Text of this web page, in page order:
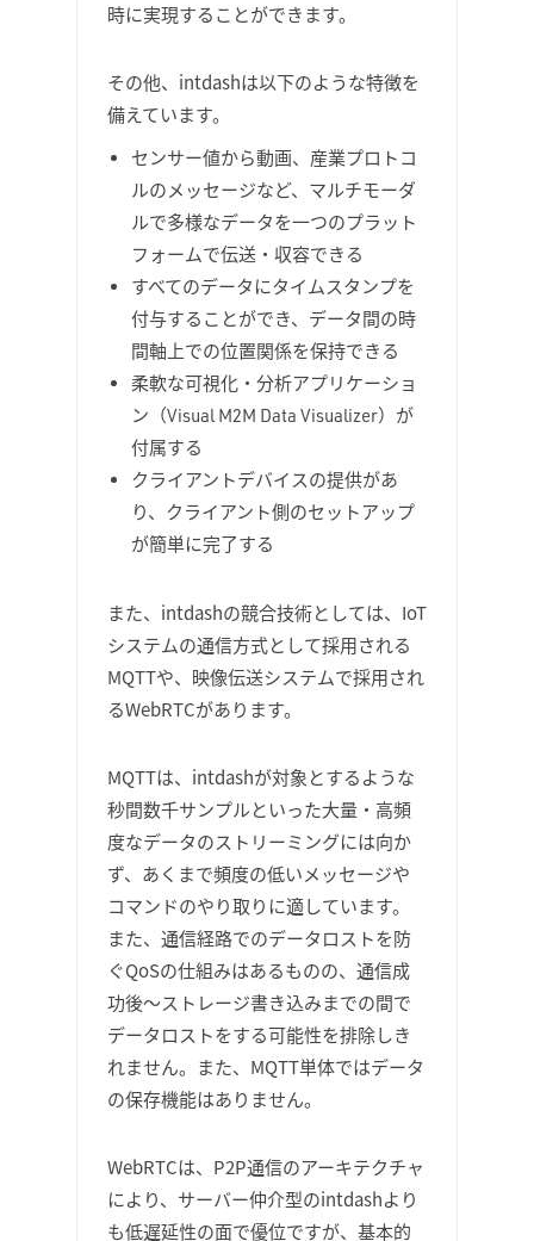
時に実現することができます。
その他、intdashは以下のような特徴を
備えています。
センサー値から動画、産業プロトコ
ルのメッセージなど、マルチモーダ
ルで多様なデータを一つのプラット
フォームで伝送・収容できる
すべてのデータにタイムスタンプを
付与することができ、データ間の時
間軸上での位置関係を保持できる
柔軟な可視化・分析アプリケーショ
ン（Visual M2M Data Visualizer）が
付属する
クライアントデバイスの提供があ
り、クライアント側のセットアップ
が簡単に完了する
また、intdashの競合技術としては、IoT
システムの通信方式として採用される
MQTTや、映像伝送システムで採用され
るWebRTCがあります。
MQTTは、intdashが対象とするような
秒間数千サンプルといった大量・高頻
度なデータのストリーミングには向か
ず、あくまで頻度の低いメッセージや
コマンドのやり取りに適しています。
また、通信経路でのデータロストを防
ぐQoSの仕組みはあるものの、通信成
功後〜ストレージ書き込みまでの間で
データロストをする可能性を排除しき
れません。また、MQTT単体ではデータ
の保存機能はありません。
WebRTCは、P2P通信のアーキテクチャ
により、サーバー仲介型のintdashより
も低遅延性の面で優位ですが、基本的